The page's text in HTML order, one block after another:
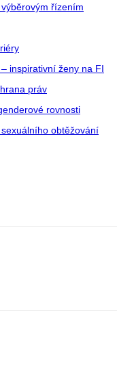
řízením
inspirativní ženy na FI
práv
rovnosti
obtěžování